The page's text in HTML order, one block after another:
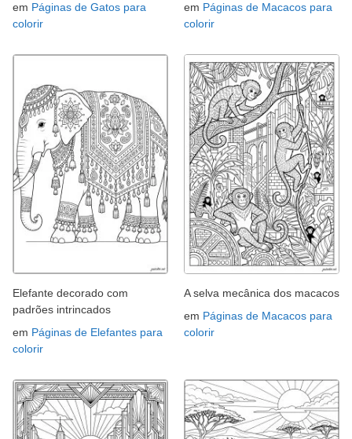
em Páginas de Gatos para
colorir
em Páginas de Macacos para
colorir
Elefante decorado com
padrões intrincados
em Páginas de Elefantes para
colorir
A selva mecânica dos macacos
em Páginas de Macacos para
colorir